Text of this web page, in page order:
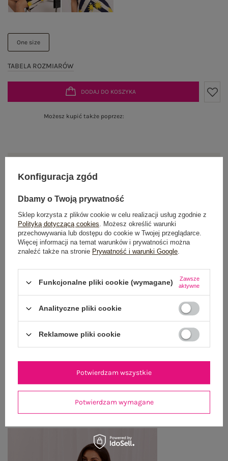
One size
TABELA ROZMIARÓW
DODAJ DO KOSZYKA
Możesz kupić także poprzez:
Wysyłka w poniedziałek
100 dni na zwrot
GŁÓWNE PARAMETRY
OPINIE O PRODUKCIE (0)
PRODUKTY ZE STYLIZACJI
Konfiguracja zgód
Dbamy o Twoją prywatność
Sklep korzysta z plików cookie w celu realizacji usług zgodnie z
Polityką dotyczącą cookies. Możesz określić warunki
przechowywania lub dostępu do cookie w Twojej przeglądarce.
Więcej informacji na temat warunków i prywatności można
znaleźć także na stronie Prywatność i warunki Google.
Funkcjonalne pliki cookie (wymagane)
Zawsze
aktywne
Analityczne pliki cookie
Reklamowe pliki cookie
Potwierdzam wymagane
Potwierdzam wszystkie